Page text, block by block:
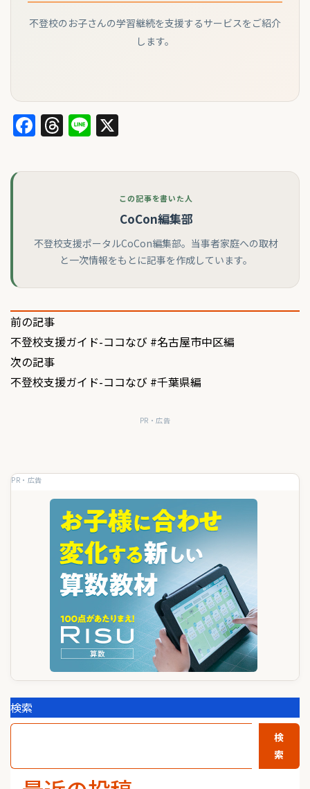
不登校のお子さんの学習継続を支援するサービスをご紹介
します。
Facebook
Threads
Line
この記事を書いた人
CoCon編集部
不登校支援ポータルCoCon編集部。当事者家庭への取材
と一次情報をもとに記事を作成しています。
投
稿
ナ
シ
前の記事
不登校支援ガイド-ココなび #名古屋市中区編
次の記事
不登校支援ガイド-ココなび #千葉県編
PR・広告
PR・広告
検索
検
索